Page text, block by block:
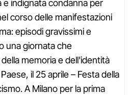
indignata condanna per
corso delle manifestazioni
episodi gravissimi e
una giornata che
memoria e dell'identità
il 25 aprile – Festa della
A Milano per la prima